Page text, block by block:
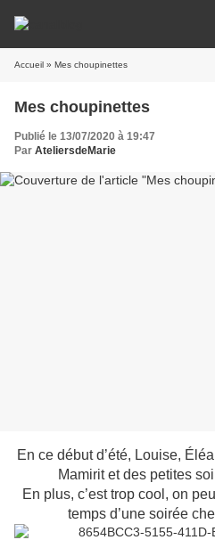
Accueil » Mes choupinettes
Mes choupinettes
Publié le 13/07/2020 à 19:47
Par AteliersdeMarie
En ce début d’été, Louise,
Mamirit et des petites
En plus, c’est trop cool, on
temps d’une soirée